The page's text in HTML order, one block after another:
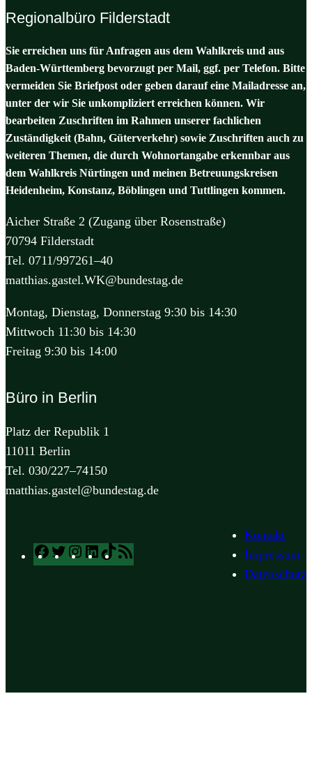
Regionalbüro Filderstadt
Sie erreichen uns für Anfragen aus dem Wahlkreis und aus
Baden-Württemberg bevorzugt per Mail, ggf. per Telefon. Bitte
vermeiden Sie Briefpost oder geben darauf eine Mailadresse an,
unter der wir Sie unkompliziert erreichen können. Wir
bearbeiten Zuschriften im Rahmen unserer fachlichen
Zuständigkeit (Bahn, Güterverkehr) sowie Zuschriften auch zu
weiteren Themen, die durch Wohnortangabe erkennbar aus
dem Wahlkreis Nürtingen und meinen Betreuungskreisen
Heidenheim, Konstanz, Böblingen und Tuttlingen kommen.
Aicher Straße 2 (Zugang über Rosenstraße)
70794 Filderstadt
Tel. 0711/997261–40
matthias.gastel.WK@bundestag.de
Montag, Dienstag, Donnerstag 9:30 bis 14:30
Mittwoch 11:30 bis 14:30
Freitag 9:30 bis 14:00
Büro in Berlin
Platz der Republik 1
11011 Berlin
Tel. 030/227–74150
matthias.gastel@bundestag.de
Facebook
TwitterInstagram
LinkedIn
TikTok
Kontakt
Impressum
Datenschutz